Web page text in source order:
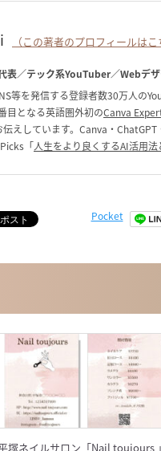
（この著者のプロフィールはこ
表／テック系YouTuber／Webデ
等を発信する登録者数30万人の
目となる英語圏外初のCanva
えしています。Canva・ChatGPT
「人生をより良くするAI活用法
Pocket
塚ネイルサロン「Nail toujours 」